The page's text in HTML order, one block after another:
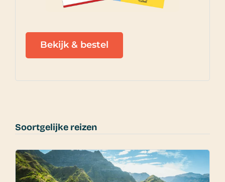
Bekijk & bestel
Soortgelijke reizen